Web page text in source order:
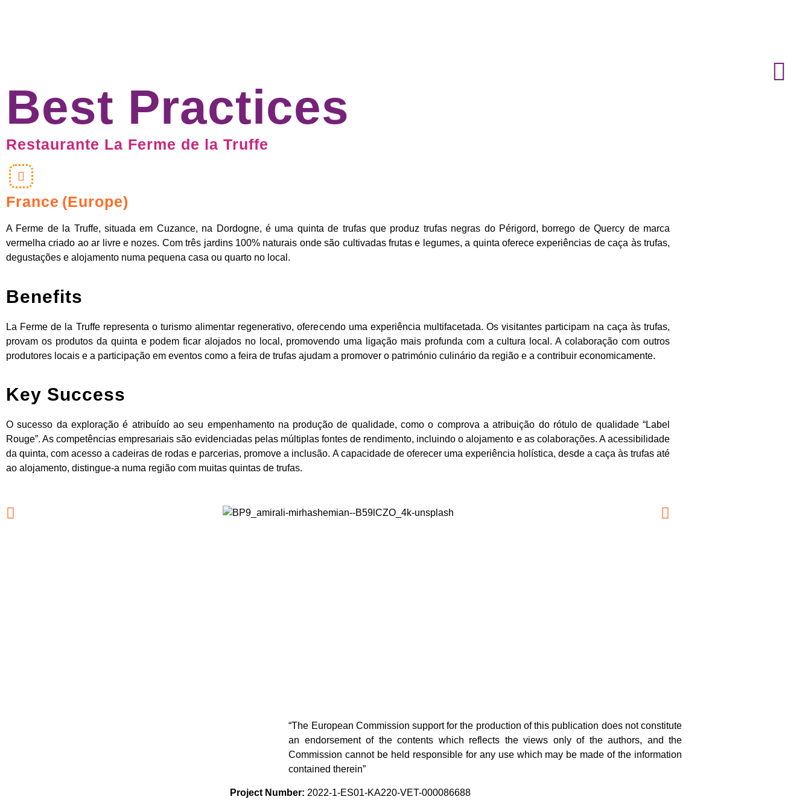
Best Practices
Restaurante La Ferme de la Truffe
France (Europe)
A Ferme de la Truffe, situada em Cuzance, na Dordogne, é uma quinta de trufas que produz trufas negras do Périgord, borrego de Quercy de marca
vermelha criado ao ar livre e nozes. Com três jardins 100% naturais onde são cultivadas frutas e legumes, a quinta oferece experiências de caça às trufas,
degustações e alojamento numa pequena casa ou quarto no local.
Benefits
La Ferme de la Truffe representa o turismo alimentar regenerativo, oferecendo uma experiência multifacetada. Os visitantes participam na caça às trufas,
provam os produtos da quinta e podem ficar alojados no local, promovendo uma ligação mais profunda com a cultura local. A colaboração com outros
produtores locais e a participação em eventos como a feira de trufas ajudam a promover o património culinário da região e a contribuir economicamente.
Key Success
O sucesso da exploração é atribuído ao seu empenhamento na produção de qualidade, como o comprova a atribuição do rótulo de qualidade “Label
Rouge”. As competências empresariais são evidenciadas pelas múltiplas fontes de rendimento, incluindo o alojamento e as colaborações. A acessibilidade
da quinta, com acesso a cadeiras de rodas e parcerias, promove a inclusão. A capacidade de oferecer uma experiência holística, desde a caça às trufas até
ao alojamento, distingue-a numa região com muitas quintas de trufas.
“The European Commission support for the production of this publication does not constitute
an endorsement of the contents which reflects the views only of the authors, and the
Commission cannot be held responsible for any use which may be made of the information
contained therein”
Project Number: 2022-1-ES01-KA220-VET-000086688